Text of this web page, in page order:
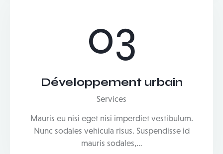
03
Développement urbain
Services
Mauris eu nisi eget nisi imperdiet vestibulum.
Nunc sodales vehicula risus. Suspendisse id
mauris sodales,…